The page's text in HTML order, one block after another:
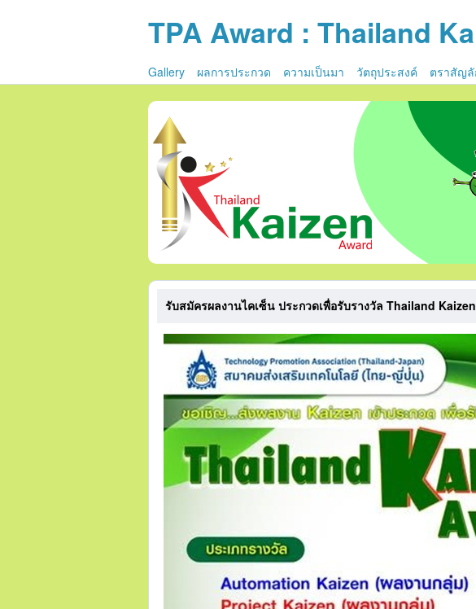
TPA Award : Thailand
Gallery ผลการประกวด ความเป็นมา วัตถุประสงค์ ตราสัญ
รับสมัครผลงานไคเซ็น ประกวดเพื่อรับรางวัล Thailand